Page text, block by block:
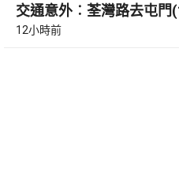
交通意外︰荃灣路去屯門
12小時前